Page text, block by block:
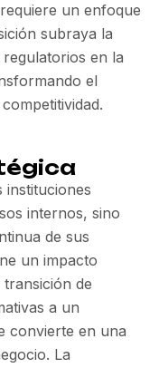
un enfoque
subraya la
en la
el
instituciones
internos, sino
de sus
un impacto
de
a un
convierte en una
La